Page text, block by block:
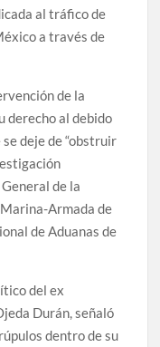
al tráfico de
a través de
de la
derecho al debido
deje de “obstruir
de la
Armada de
de Aduanas de
del ex
Durán, señaló
dentro de su